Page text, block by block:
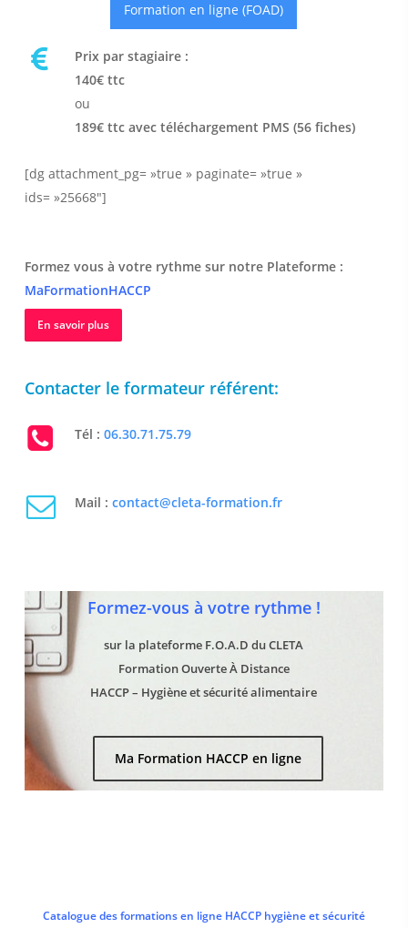
Formation en ligne (FOAD)
Prix par stagiaire :
140€ ttc
ou
189€ ttc avec téléchargement PMS (56 fiches)
[dg attachment_pg= »true » paginate= »true »
ids= »25668″]
Formez vous à votre rythme sur notre Plateforme :
MaFormationHACCP
En savoir plus
Contacter le formateur référent:
Tél :06.30.71.75.79
Mail :contact@cleta-formation.fr
Formez-vous à votre rythme !
sur la plateforme F.O.A.D du CLETA
Formation Ouverte À Distance
HACCP – Hygiène et sécurité alimentaire
Ma Formation HACCP en ligne
Catalogue des formations en ligne HACCP hygiène et sécurité